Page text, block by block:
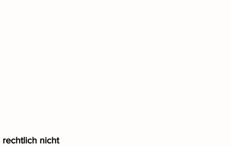
rechtlich nicht